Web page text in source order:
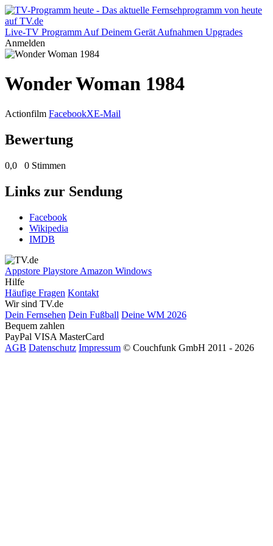
Live-TV Programm Auf Deinem Gerät Aufnahmen Upgrades
Anmelden
Wonder Woman 1984
Actionfilm FacebookXE-Mail
Bewertung
0,0 0 Stimmen
Links zur Sendung
Facebook
Wikipedia
IMDB
Appstore Playstore Amazon Windows
Hilfe
Häufige Fragen Kontakt
Wir sind TV.de
Dein Fernsehen Dein Fußball Deine WM 2026
Bequem zahlen
PayPal VISA MasterCard
AGB Datenschutz Impressum © Couchfunk GmbH 2011 - 2026